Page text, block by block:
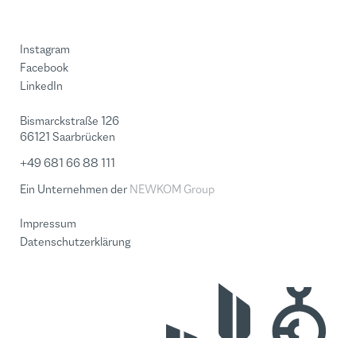
Instagram
Facebook
LinkedIn
Bismarckstraße 126
66121 Saarbrücken
+49 681 66 88 111
Ein Unternehmen der NEWKOM Group
Impressum
Datenschutzerklärung